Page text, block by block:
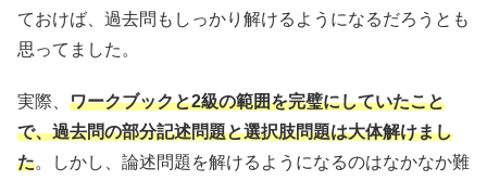
ておけば、過去問もしっかり解けるようになるだろうとも
思ってました。
実際、 ワークブックと2級の範囲を完璧にしていたこと
で、過去問の部分記述問題と選択肢問題は大体解けまし
た。しかし、論述問題を解けるようになるのはなかなか難